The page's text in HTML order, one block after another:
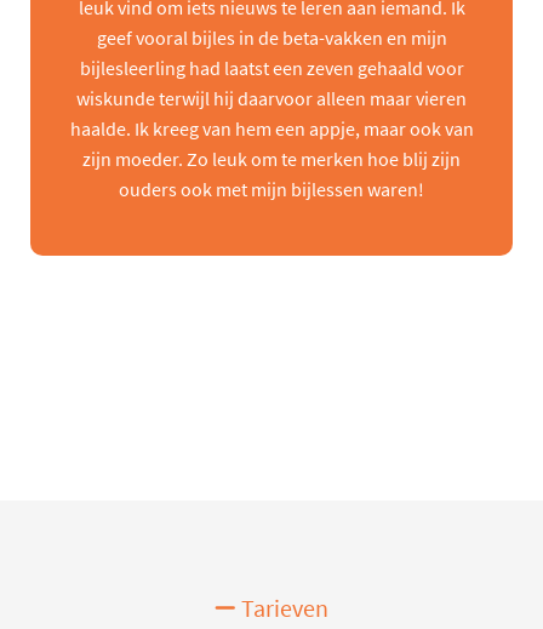
leuk vind om iets nieuws te leren aan iemand. Ik
geef vooral bijles in de beta-vakken en mijn
bijlesleerling had laatst een zeven gehaald voor
wiskunde terwijl hij daarvoor alleen maar vieren
haalde. Ik kreeg van hem een appje, maar ook van
zijn moeder. Zo leuk om te merken hoe blij zijn
ouders ook met mijn bijlessen waren!
Tarieven